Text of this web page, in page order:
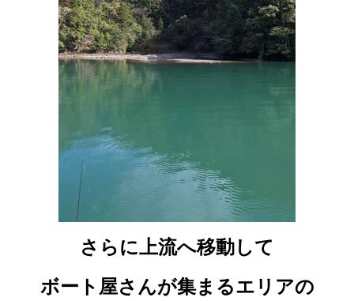
さらに上流へ移動して
ボート屋さんが集まるエリアの